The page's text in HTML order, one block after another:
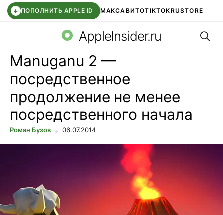
+ ПОПОЛНИТЬ APPLE ID МАКСАВИТОTIKTOKRUSTORE
WB КЛУБIOS 26.6 APPLE ID
AppleInsider.ru
Manuganu 2 —
посредственное
продолжение не менее
посредственного начала
Роман Бузов 06.07.2014